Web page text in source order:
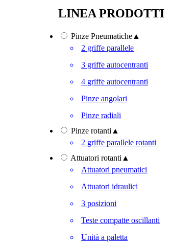
LINEA PRODOTTI
Pinze Pneumatiche ▲
2 griffe parallele
3 griffe autocentranti
4 griffe autocentranti
Pinze angolari
Pinze radiali
Pinze rotanti ▲
2 griffe parallele rotanti
Attuatori rotanti ▲
Attuatori pneumatici
Attuatori idraulici
3 posizioni
Teste compatte oscillanti
Unità a paletta